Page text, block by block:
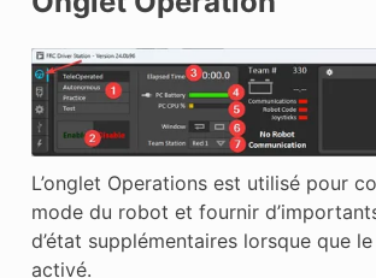
L’onglet Operations est utilisé pour
mode du robot et fournir
d’état supplémentaires lorsque que
activé.